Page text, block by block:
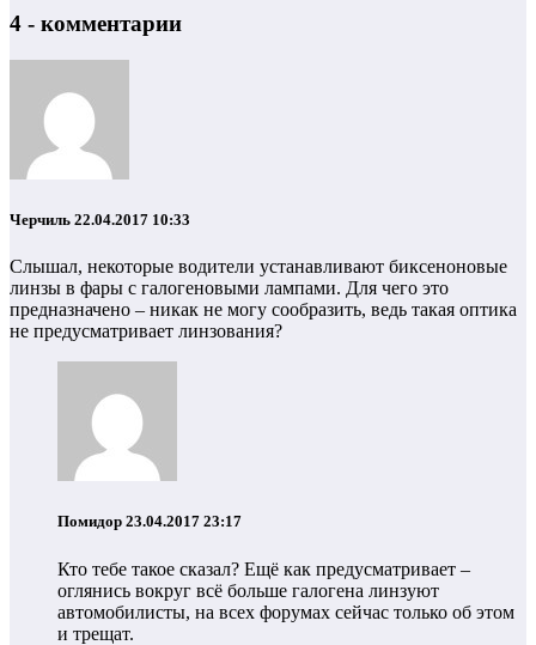
4 - комментарии
Черчиль 22.04.2017 10:33
Слышал, некоторые водители устанавливают биксеноновые
линзы в фары с галогеновыми лампами. Для чего это
предназначено – никак не могу сообразить, ведь такая оптика
не предусматривает линзования?
Помидор 23.04.2017 23:17
Кто тебе такое сказал? Ещё как предусматривает –
оглянись вокруг всё больше галогена линзуют
автомобилисты, на всех форумах сейчас только об этом
и трещат.